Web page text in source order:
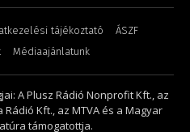
tájékoztató
ÁSZF
Médiaajánlatunk
A Plusz Rádió Nonprofit Kft., az
Kft., az MTVA és a Magyar
támogatottja.